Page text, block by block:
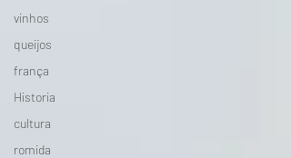
vinhos
queijos
frança
Historia
cultura
romida